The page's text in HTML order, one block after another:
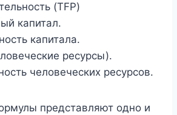
(TFP)
капитал.
капитала.
ресурсы).
человеческих ресурсов.
представляют одно и